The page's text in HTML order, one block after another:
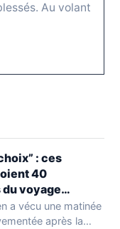
Au volant
: ces
40
voyage
stade, ils les
heure
a vécu une matinée
après la